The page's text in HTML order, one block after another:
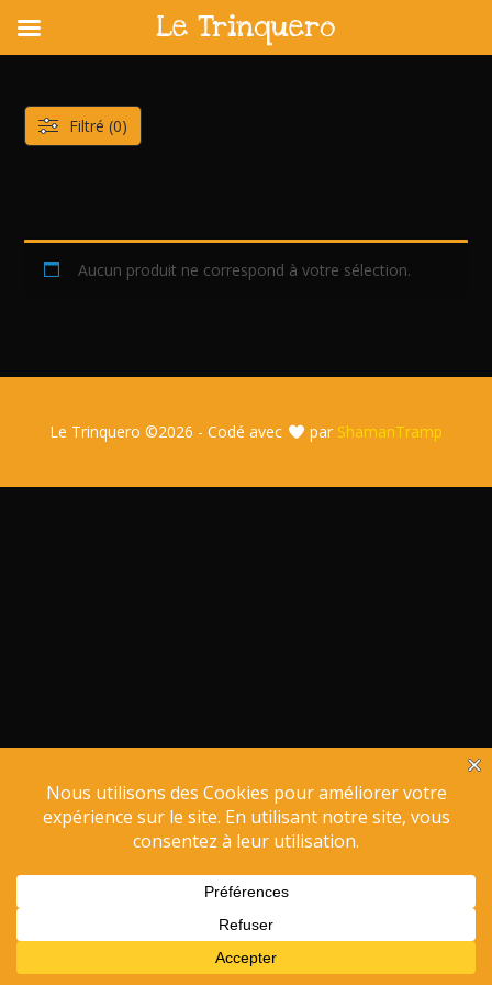
content
Aucun produit ne correspond à votre sélection.
Filtré (0)
Le Trinquero ©2026 - Codé avec par ShamanTramp
Le Trinquero